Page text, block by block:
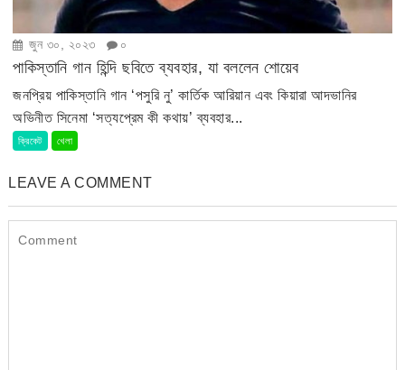
জুন ৩০, ২০২৩ ০
পাকিস্তানি গান হিন্দি ছবিতে ব্যবহার, যা বললেন শোয়েব
জনপ্রিয় পাকিস্তানি গান ‘পসুরি নু’ কার্তিক আরিয়ান এবং কিয়ারা আদভানির
অভিনীত সিনেমা ‘সত্যপ্রেম কী কথায়’ ব্যবহার...
ক্রিকেট খেলা
LEAVE A COMMENT